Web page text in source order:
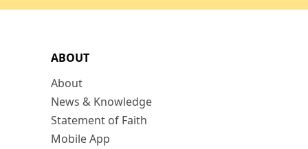
ABOUT
About
News & Knowledge
Statement of Faith
Mobile App